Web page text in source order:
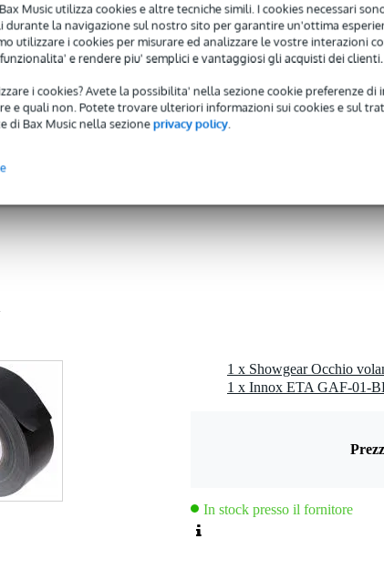
Music utilizza cookies e altre tecniche simili. I cookies necessari
durante la navigazione sul nostro sito per garantire un'ottima
utilizzare i cookies per misurare ed analizzare le vostre interazioni
e rendere piu' semplici e vantaggiosi gli acquisti dei clienti.
i cookies? Avete la possibilita' nella sezione cookie preferenze di
e quali non. Potete trovare ulteriori informazioni sui cookies e sul
di Bax Music nella sezioneprivacy policy.
x 4,0 cm
In stock presso il fornitore